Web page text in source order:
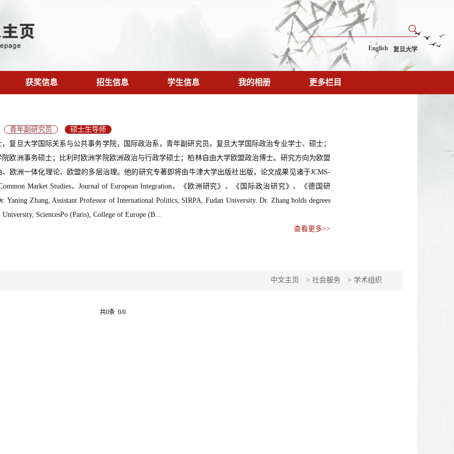
English 复旦大学
获奖信息 招生信息 学生信息 我的相册 更多栏目
青年副研究员
硕士生导师
复旦大学国际关系与公共事务学院，国际政治系，青年副研究员。复旦大学国际政治专业学士、硕士；
院欧洲事务硕士；比利时欧洲学院欧洲政治与行政学硕士；柏林自由大学欧盟政治博士。研究方向为欧盟
、欧洲一体化理论、欧盟的多层治理。他的研究专著即将由牛津大学出版社出版，论文成果见诸于JCMS-
Market Studies、Journal of European Integration、《欧洲研究》、《国际政治研究》、《德国研
Yaning Zhang, Assistant Professor of International Politics, SIRPA, Fudan University. Dr. Zhang holds degrees
University, SciencesPo (Paris), College of Europe (B...
查看更多>>
中文主页 > 社会服务 > 学术组织
共0条 0/0